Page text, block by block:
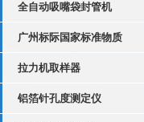
全自动吸嘴袋封管机
广州标际国家标准物质
拉力机取样器
铝箔针孔度测定仪